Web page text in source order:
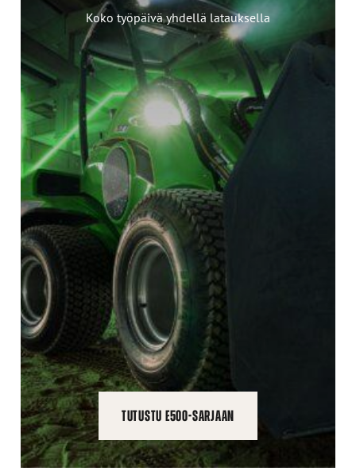
Koko työpäivä yhdellä latauksella
TUTUSTU E500-SARJAAN